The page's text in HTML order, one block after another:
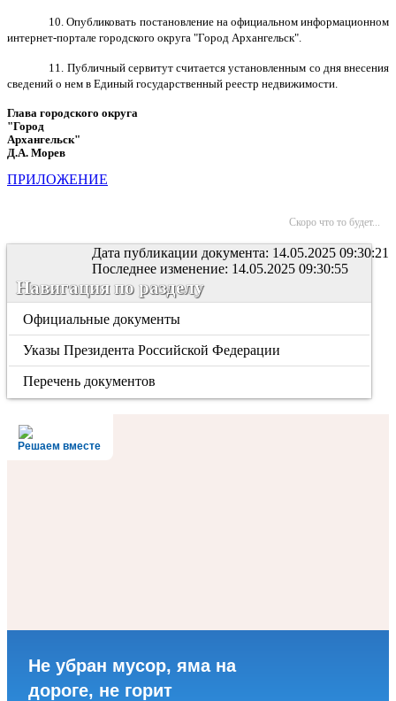
10. Опубликовать постановление на официальном информационном
интернет-портале городского округа "Город Архангельск".
11. Публичный сервитут считается установленным со дня внесения
сведений о нем в Единый государственный реестр недвижимости.
Глава городского округа
"Город
Архангельск"
Д.А. Морев
ПРИЛОЖЕНИЕ
Скоро что то будет...
Дата публикации документа: 14.05.2025 09:30:21
Последнее изменение: 14.05.2025 09:30:55
Навигация по разделу
Официальные документы
Указы Президента Российской Федерации
Перечень документов
Решаем вместе
Не убран мусор, яма на
дороге, не горит